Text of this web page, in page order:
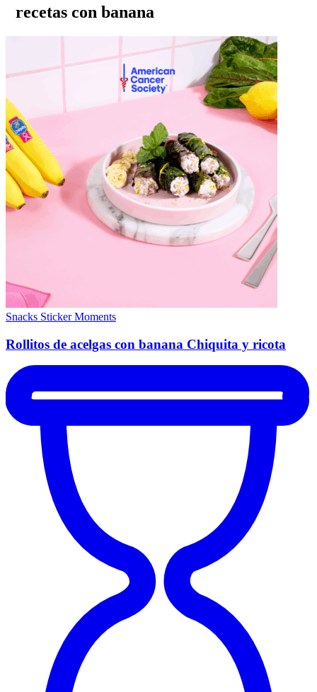
recetascon banana
Snacks Sticker Moments
Rollitos de acelgas con banana Chiquita y ricota